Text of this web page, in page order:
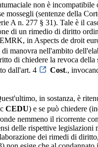
non è
(sentenze della
A n. 277 § 31). Tale è il
di un rimedio di diritto
in Aspects de droit
manovra nell'ambito
di chiedere la revoca della
dall'art. 4
Cost.,
in sostanza, è
CEDU) e se può chiedere
nemmeno il ricorrente
delle rispettive
dei rimedi di